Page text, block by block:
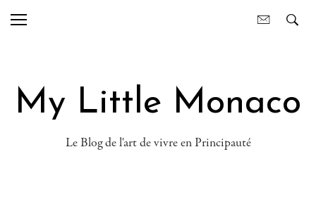
My Little Monaco
Le Blog de l'art de vivre en Principauté